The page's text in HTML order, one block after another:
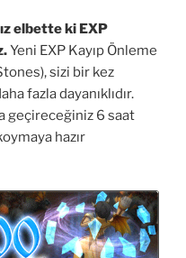
elbette ki EXP
Yeni EXP Kayıp Önleme
sizi bir kez
fazla dayanıklıdır.
geçireceğiniz 6 saat
hazır